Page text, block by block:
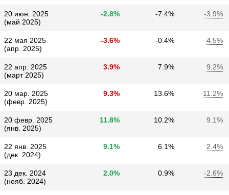
20 июн. 2025
(май 2025)
-2.8% -7.4% -3.9%
22 мая 2025
(апр. 2025)
-3.6% -0.4% 4.5%
22 апр. 2025
(март 2025)
3.9% 7.9% 9.2%
20 мар. 2025
(февр. 2025)
9.3% 13.6% 11.2%
20 февр. 2025
(янв. 2025)
11.8% 10.2% 9.1%
22 янв. 2025
(дек. 2024)
9.1% 6.1% 2.4%
23 дек. 2024
(нояб. 2024)
2.0% 0.9% -2.6%